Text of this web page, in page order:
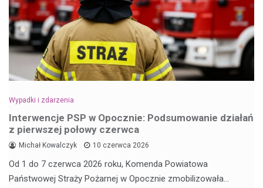
Wypadki i zdarzenia
Interwencje PSP w Opocznie: Podsumowanie działań
z pierwszej połowy czerwca
Michał Kowalczyk 10 czerwca 2026
Od 1 do 7 czerwca 2026 roku, Komenda Powiatowa
Państwowej Straży Pożarnej w Opocznie zmobilizowała…